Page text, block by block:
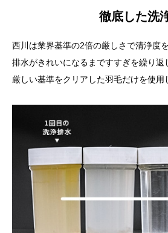
徹底した洗
西川は業界基準の2倍の厳しさで清浄度
排水がきれいになるまですすぎを繰り返
厳しい基準をクリアした羽毛だけを使用